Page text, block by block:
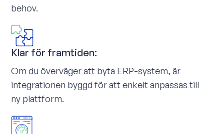
behov.
Klar för framtiden:
Om du överväger att byta ERP-system, är
integrationen byggd för att enkelt anpassas till
ny plattform.